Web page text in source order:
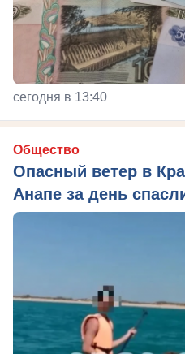
сегодня в 13:40
Общество
Опасный ветер в
Анапе за день